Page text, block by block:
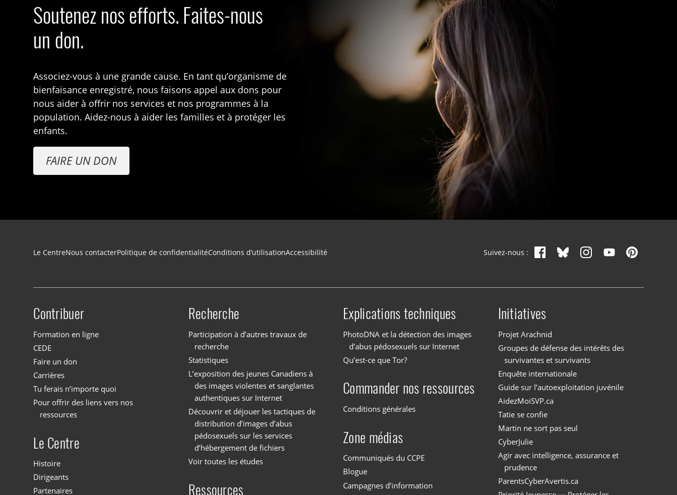
Soutenez nos efforts. Faites-nous
un don.
Associez-vous à une grande cause. En tant qu’organisme de
bienfaisance enregistré, nous faisons appel aux dons pour
nous aider à offrir nos services et nos programmes à la
population. Aidez-nous à aider les familles et à protéger les
enfants.
FAIRE UN DON
Navigation du pied de page
Le CentreNous contacterPolitique de confidentialitéConditions d’utilisationAccessibilité Suivez-nous :
Site menu
Contribuer
Formation en ligne
CEDE
Faire un don
Carrières
Tu ferais n’importe quoi
Pour offrir des liens vers nos
ressources
Le Centre
Histoire
Dirigeants
Partenaires
Recherche
Participation à d’autres travaux de
recherche
Statistiques
L’exposition des jeunes Canadiens à
des images violentes et sanglantes
authentiques sur Internet
Découvrir et déjouer les tactiques de
distribution d’images d’abus
pédosexuels sur les services
d’hébergement de fichiers
Voir toutes les études
Ressources
Explications techniques
PhotoDNA et la détection des images
d’abus pédosexuels sur Internet
Qu’est-ce que Tor?
Commander nos ressources
Conditions générales
Zone médias
Communiqués du CCPE
Blogue
Campagnes d’information
Initiatives
Projet Arachnid
Groupes de défense des intérêts des
survivantes et survivants
Enquête internationale
Guide sur l’autoexploitation juvénile
AidezMoiSVP.ca
Tatie se confie
Martin ne sort pas seul
CyberJulie
Agir avec intelligence, assurance et
prudence
ParentsCyberAvertis.ca